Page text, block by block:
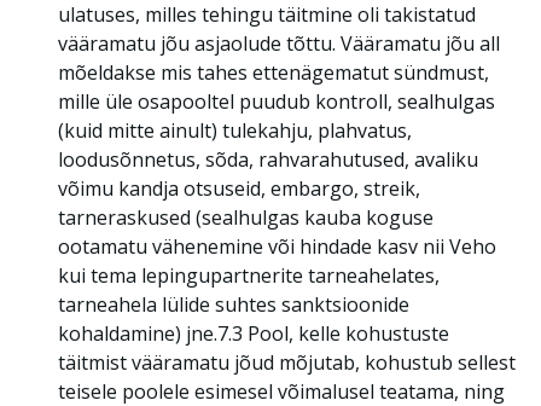
ulatuses, milles tehingu täitmine oli takistatud
vääramatu jõu asjaolude tõttu. Vääramatu jõu all
mõeldakse mis tahes ettenägematut sündmust,
mille üle osapooltel puudub kontroll, sealhulgas
(kuid mitte ainult) tulekahju, plahvatus,
loodusõnnetus, sõda, rahvarahutused, avaliku
võimu kandja otsuseid, embargo, streik,
tarneraskused (sealhulgas kauba koguse
ootamatu vähenemine või hindade kasv nii Veho
kui tema lepingupartnerite tarneahelates,
tarneahela lülide suhtes sanktsioonide
kohaldamine) jne.7.3 Pool, kelle kohustuste
täitmist vääramatu jõud mõjutab, kohustub sellest
teisele poolele esimesel võimalusel teatama, ning